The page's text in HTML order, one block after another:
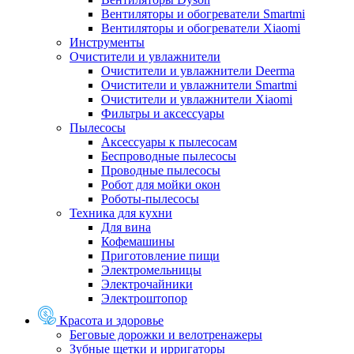
Вентиляторы и обогреватели Smartmi
Вентиляторы и обогреватели Xiaomi
Инструменты
Очистители и увлажнители
Очистители и увлажнители Deerma
Очистители и увлажнители Smartmi
Очистители и увлажнители Xiaomi
Фильтры и аксессуары
Пылесосы
Аксессуары к пылесосам
Беспроводные пылесосы
Проводные пылесосы
Робот для мойки окон
Роботы-пылесосы
Техника для кухни
Для вина
Кофемашины
Приготовление пищи
Электромельницы
Электрочайники
Электроштопор
Красота и здоровье
Беговые дорожки и велотренажеры
Зубные щетки и ирригаторы